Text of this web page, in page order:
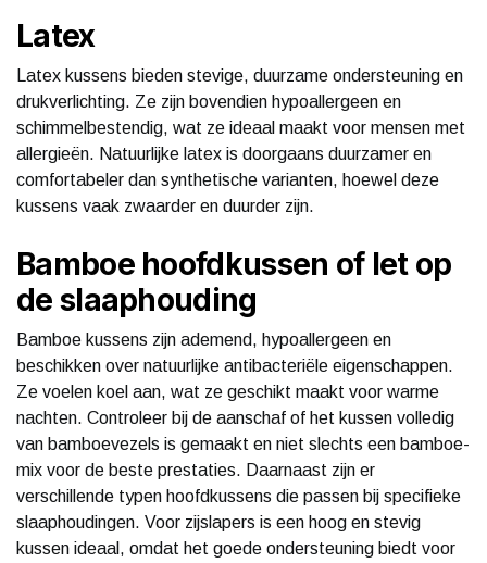
Latex
Latex kussens bieden stevige, duurzame ondersteuning en
drukverlichting. Ze zijn bovendien hypoallergeen en
schimmelbestendig, wat ze ideaal maakt voor mensen met
allergieën. Natuurlijke latex is doorgaans duurzamer en
comfortabeler dan synthetische varianten, hoewel deze
kussens vaak zwaarder en duurder zijn.
Bamboe hoofdkussen of let op
de slaaphouding
Bamboe kussens zijn ademend, hypoallergeen en
beschikken over natuurlijke antibacteriële eigenschappen.
Ze voelen koel aan, wat ze geschikt maakt voor warme
nachten. Controleer bij de aanschaf of het kussen volledig
van bamboevezels is gemaakt en niet slechts een bamboe-
mix voor de beste prestaties. Daarnaast zijn er
verschillende typen hoofdkussens die passen bij specifieke
slaaphoudingen. Voor zijslapers is een hoog en stevig
kussen ideaal, omdat het goede ondersteuning biedt voor